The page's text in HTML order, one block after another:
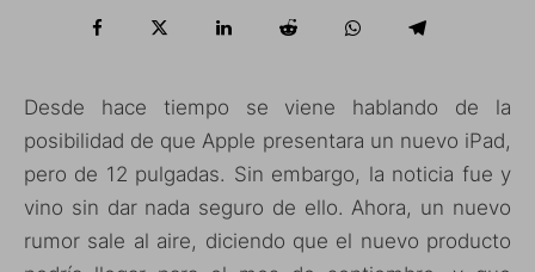
Desde hace tiempo se viene hablando de la
posibilidad de que Apple presentara un nuevo iPad,
pero de 12 pulgadas. Sin embargo, la noticia fue y
vino sin dar nada seguro de ello. Ahora, un nuevo
rumor sale al aire, diciendo que el nuevo producto